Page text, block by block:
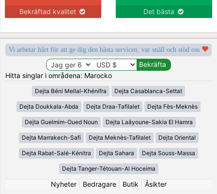
Bekräftad kvalitet Det bästa
Vi arbetar hårt för att ge dig den bästa servicen, var snäll och stöd oss
Hitta singlar i områdena: Marocko
Dejta Béni Mellal-Khénifra Dejta Casablanca-Settat
Dejta Doukkala-Abda Dejta Draa-Tafilalet Dejta Fès-Meknès
Dejta Guelmim-Oued Noun Dejta Laâyoune-Sakia El Hamra
Dejta Marrakech-Safi Dejta Meknès-Tafilalet Dejta Oriental
Dejta Rabat-Salé-Kénitra Dejta Sahara Dejta Souss-Massa
Dejta Tanger-Tétouan-Al Hoceima
Nyheter| Bedragare| Butik
Åsikter